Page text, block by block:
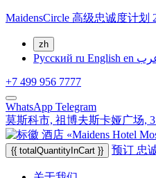
MaidensCircle 高级忠诚度计划
zh
Русский ru English en
+7 499 956 7777
WhatsApp Telegram
莫斯科市, 祖博夫斯卡娅广场,
{{ totalQuantityInCart }} 预订 忠